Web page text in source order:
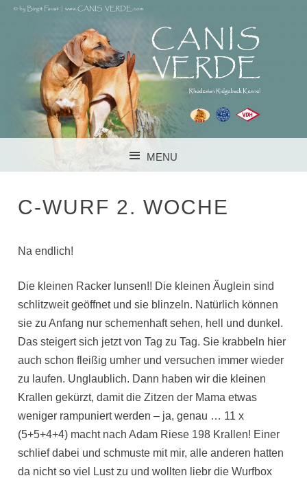
CANIS VERDE
RHODESIAN RIDGEBACK KENNEL IM VDH FCI DZRR
MENU
C-WURF 2. WOCHE
Na endlich!
Die kleinen Racker lunsen!! Die kleinen Äuglein sind
schlitzweit geöffnet und sie blinzeln. Natürlich können
sie zu Anfang nur schemenhaft sehen, hell und dunkel.
Das steigert sich jetzt von Tag zu Tag. Sie krabbeln hier
auch schon fleißig umher und versuchen immer wieder
zu laufen. Unglaublich. Dann haben wir die kleinen
Krallen gekürzt, damit die Zitzen der Mama etwas
weniger rampuniert werden – ja, genau … 11 x
(5+5+4+4) macht nach Adam Riese 198 Krallen! Einer
schlief dabei und schmuste mit mir, alle anderen hatten
da nicht so viel Lust zu und wollten liebr die Wurfbox